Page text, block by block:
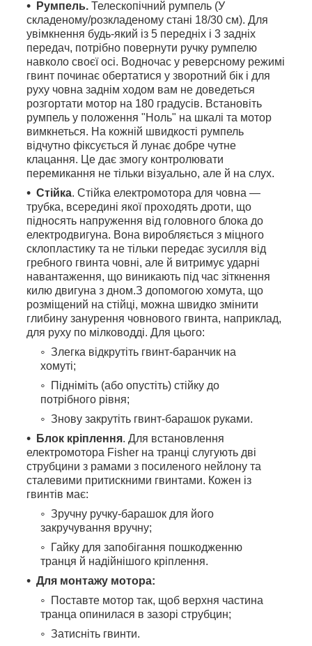
Румпель. Телескопічний румпель (У
складеному/розкладеному стані 18/30 см). Для
увімкнення будь-який із 5 передніх і 3 задніх
передач, потрібно повернути ручку румпелю
навколо своєї осі. Водночас у реверсному режимі
гвинт починає обертатися у зворотний бік і для
руху човна заднім ходом вам не доведеться
розгортати мотор на 180 градусів. Встановіть
румпель у положення "Ноль" на шкалі та мотор
вимкнеться. На кожній швидкості румпель
відчутно фіксується й лунає добре чутне
клацання. Це дає змогу контролювати
перемикання не тільки візуально, але й на слух.
Стійка. Стійка електромотора для човна —
трубка, всередині якої проходять дроти, що
підносять напруження від головного блока до
електродвигуна. Вона виробляється з міцного
склопластику та не тільки передає зусилля від
гребного гвинта човні, але й витримує ударні
навантаження, що виникають під час зіткнення
килю двигуна з дном.З допомогою хомута, що
розміщений на стійці, можна швидко змінити
глибину занурення човнового гвинта, наприклад,
для руху по мілководді. Для цього:
Злегка відкрутіть гвинт-баранчик на
хомуті;
Підніміть (або опустіть) стійку до
потрібного рівня;
Знову закрутіть гвинт-барашок руками.
Блок кріплення. Для встановлення
електромотора Fisher на транці слугують дві
струбцини з рамами з посиленого нейлону та
сталевими притискними гвинтами. Кожен із
гвинтів має:
Зручну ручку-барашок для його
закручування вручну;
Гайку для запобігання пошкодженню
транця й надійнішого кріплення.
Для монтажу мотора:
Поставте мотор так, щоб верхня частина
транца опинилася в зазорі струбцин;
Затисніть гвинти.